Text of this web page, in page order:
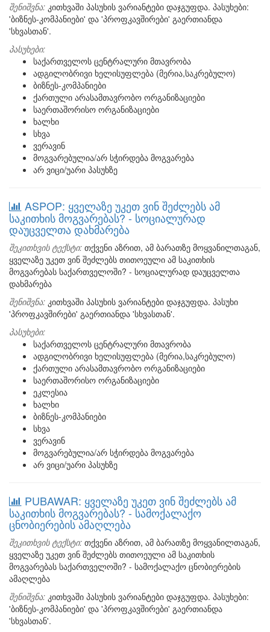
შენიშვნა: კითხვაში პასუხის ვარიანტები დაჯგუფდა. პასუხები:
'ბიზნეს-კომპანიები' და 'პროფკავშირები' გაერთიანდა
'სხვასთან'.
პასუხები:
საქართველოს ცენტრალური მთავრობა
ადგილობრივი ხელისუფლება (მერია,საკრებულო)
ბიზნეს-კომპანიები
ქართული არასამთავრობო ორგანიზაციები
საერთაშორისო ორგანიზაციები
ხალხი
სხვა
ვერავინ
მოგვარებულია/არ სჭირდება მოგვარება
არ ვიცი/უარი პასუხზე
ASPOP: ყველაზე უკეთ ვინ შეძლებს ამ
საკითხის მოგვარებას? - სოციალურად
დაუცველთა დახმარება
შეკითხვის ტექსტი: თქვენი აზრით, ამ ბარათზე მოყვანილთაგან,
ყველაზე უკეთ ვინ შეძლებს თითოეული ამ საკითხის
მოგვარებას საქართველოში? - სოციალურად დაუცველთა
დახმარება
შენიშვნა: კითხვაში პასუხის ვარიანტები დაჯგუფდა. პასუხი
'პროფკავშირები' გაერთიანდა 'სხვასთან'.
პასუხები:
საქართველოს ცენტრალური მთავრობა
ადგილობრივი ხელისუფლება (მერია,საკრებულო)
ქართული არასამთავრობო ორგანიზაციები
საერთაშორისო ორგანიზაციები
ეკლესია
ხალხი
ბიზნეს-კომპანიები
სხვა
ვერავინ
მოგვარებულია/არ სჭირდება მოგვარება
არ ვიცი/უარი პასუხზე
PUBAWAR: ყველაზე უკეთ ვინ შეძლებს ამ
საკითხის მოგვარებას? - სამოქალაქო
ცნობიერების ამაღლება
შეკითხვის ტექსტი: თქვენი აზრით, ამ ბარათზე მოყვანილთაგან,
ყველაზე უკეთ ვინ შეძლებს თითოეული ამ საკითხის
მოგვარებას საქართველოში? - სამოქალაქო ცნობიერების
ამაღლება
შენიშვნა: კითხვაში პასუხის ვარიანტები დაჯგუფდა. პასუხები:
'ბიზნეს-კომპანიები' და 'პროფკავშირები' გაერთიანდა
'სხვასთან'.